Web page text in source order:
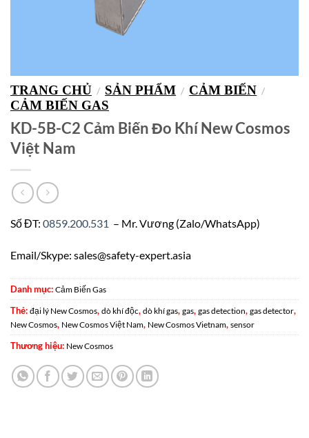
TRANG CHỦ / SẢN PHẨM / CẢM BIẾN /
CẢM BIẾN GAS
KD-5B-C2 Cảm Biến Đo Khí New Cosmos
Việt Nam
Số ĐT: 0859.200.531 – Mr. Vương (Zalo/WhatsApp)
Email/Skype: sales@safety-expert.asia
Danh mục: Cảm Biến Gas
Thẻ: đại lý New Cosmos, dò khí độc, dò khí gas, gas, gas detection, gas detector,
New Cosmos, New Cosmos Việt Nam, New Cosmos Vietnam, sensor
Thương hiệu: New Cosmos